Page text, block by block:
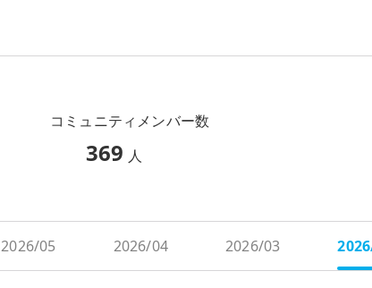
コミュニティメンバー数
369 人
2026/05 2026/04 2026/03